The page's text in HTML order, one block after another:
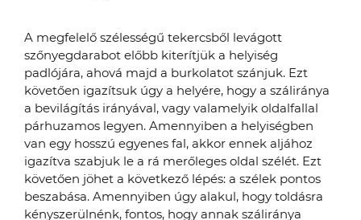
A megfelelő szélességű tekercsből levágott
szőnyegdarabot előbb kiterítjük a helyiség
padlójára, ahová majd a burkolatot szánjuk. Ezt
követően igazítsuk úgy a helyére, hogy a száliránya
a bevilágítás irányával, vagy valamelyik oldalfallal
párhuzamos legyen. Amennyiben a helyiségben
van egy hosszú egyenes fal, akkor ennek aljához
igazítva szabjuk le a rá merőleges oldal szélét. Ezt
követően jöhet a következő lépés: a szélek pontos
beszabása. Amennyiben úgy alakul, hogy toldásra
kényszerülnénk, fontos, hogy annak száliránya